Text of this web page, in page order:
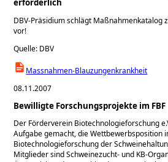
erforderlich
DBV-Präsidium schlägt Maßnahmenkatalog
vor!
Quelle: DBV
Massnahmen-Blauzungenkrankheit
08.11.2007
Bewilligte Forschungsprojekte im FBF
Der Förderverein Biotechnologieforschung
Aufgabe gemacht, die Wettbewerbsposition
Biotechnologieforschung der
Mitglieder sind Schweinezucht- und KB-